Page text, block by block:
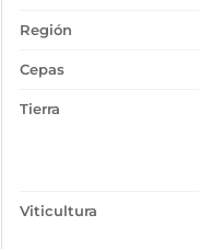
Región
Cepas
Tierra
Viticultura